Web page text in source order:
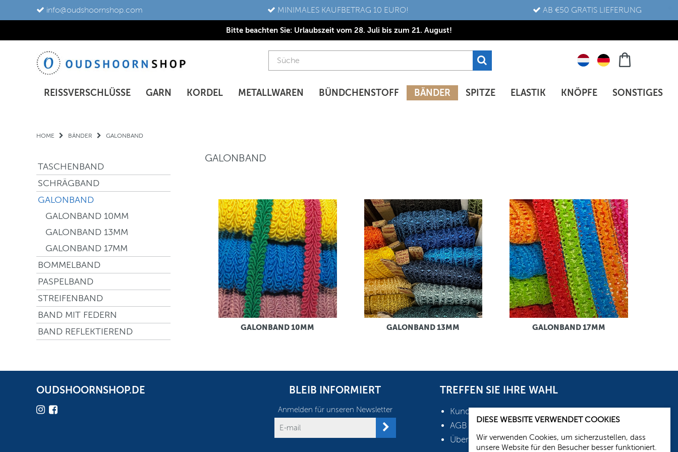
info@oudshoornshop.com MINIMALES KAUFBETRAG 10 EURO! AB €50 GRATIS LIEFERUNG
Bitte beachten Sie: Urlaubszeit vom 28. Juli bis zum 21. August!
REISSVERSCHLÜSSE GARN KORDEL METALLWAREN BÜNDCHENSTOFF BÄNDER SPITZE ELASTIK KNÖPFE SONSTIGES
HOME BÄNDER GALONBAND
TASCHENBAND
SCHRÄGBAND
GALONBAND
GALONBAND 10MM
GALONBAND 13MM
GALONBAND 17MM
BOMMELBAND
PASPELBAND
STREIFENBAND
BAND MIT FEDERN
BAND REFLEKTIEREND
GALONBAND
GALONBAND 10MM GALONBAND 13MM GALONBAND 17MM
DIESE WEBSITE VERWENDET COOKIES
Wir verwenden Cookies, um sicherzustellen, dass
unsere Website für den Besucher besser funktioniert.
OUDSHOORNSHOP.DE BLEIB INFORMIERT
Anmelden für unseren Newsletter
TREFFEN SIE IHRE WAHL
Kundenservice
AGB
Über uns